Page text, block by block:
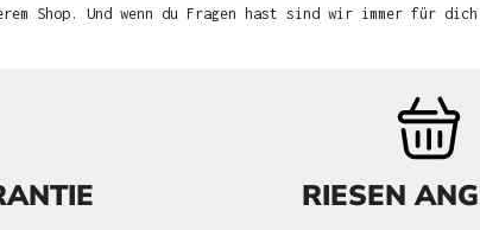
Shop. Und wenn du Fragen hast sind wir immer für
RIESEN